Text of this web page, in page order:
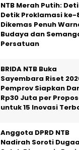
NTB Merah Putih:
Detik Proklamasi ke-
Dikemas Penuh
Budaya dan
Persatuan
BRIDA NTB Buka
Sayembara Riset
Pemprov Siapkan
Rp30 Juta per
untuk 15 Inovasi
Anggota DPRD NTB
Nadirah Soroti